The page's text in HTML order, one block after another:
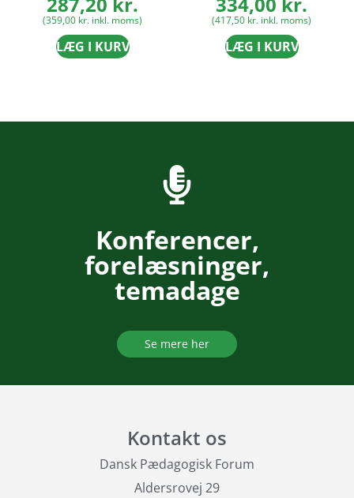
(359,00 kr. inkl. moms)
LÆG I KURV
(417,50 kr. inkl. moms)
LÆG I KURV
Konferencer,
forelæsninger,
temadage
Se mere her
Kontakt os
Dansk Pædagogisk Forum
Aldersrovej 29